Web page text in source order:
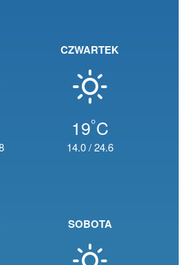
CZWARTEK
19°C
14.0/24.6
SOBOTA